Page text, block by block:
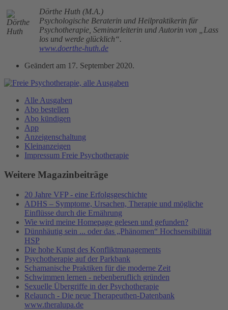
Dörthe Huth (M.A.)
Psychologische Beraterin und Heilpraktikerin für
Psychotherapie, Seminarleiterin und Autorin von „Lass
los und werde glücklich“.
www.doerthe-huth.de
Geändert am 17. September 2020.
Alle Ausgaben
Abo bestellen
Abo kündigen
App
Anzeigenschaltung
Kleinanzeigen
Impressum Freie Psychotherapie
Weitere Magazinbeiträge
20 Jahre VFP - eine Erfolgsgeschichte
ADHS – Symptome, Ursachen, Therapie und mögliche
Einflüsse durch die Ernährung
Wie wird meine Homepage gelesen und gefunden?
Dünnhäutig sein ... oder das „Phänomen“ Hochsensibilität
HSP
Die hohe Kunst des Konfliktmanagements
Psychotherapie auf der Parkbank
Schamanische Praktiken für die moderne Zeit
Schwimmen lernen - nebenberuflich gründen
Sexuelle Übergriffe in der Psychotherapie
Relaunch - Die neue Therapeuthen-Datenbank
www.theralupa.de